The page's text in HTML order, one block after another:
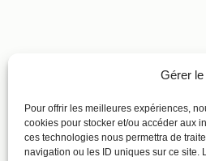
Gérer
Pour offrir les meilleures expériences,
cookies pour stocker et/ou accéder aux
ces technologies nous permettra de
navigation ou les ID uniques sur ce site.